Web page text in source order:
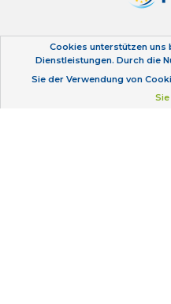
Cookies unterstützen uns
Dienstleistungen. Durch die
Sie der Verwendung von